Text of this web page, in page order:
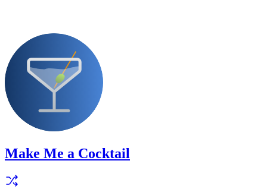
Make Me a Cocktail